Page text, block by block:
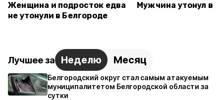
Женщина и подросток едва
не утонули в Белгороде
Мужчина утонул в
Лучшее за Неделю Месяц
Белгородский округ стал самым атакуемым
муниципалитетом Белгородской области за
сутки